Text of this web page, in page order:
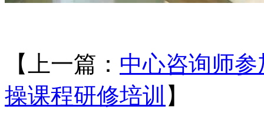
【上一篇： 中心咨询师
操课程研修培训 】